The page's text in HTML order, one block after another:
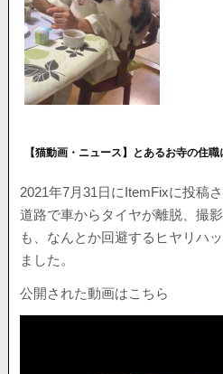
【猫動画・ニュース】とあるお寺の住
2021年7月31日にItemFixに投稿
道路で車からタイヤが離脱、撮
も、なんとか回避するヒヤリハ
ました。
公開された動画はこちら